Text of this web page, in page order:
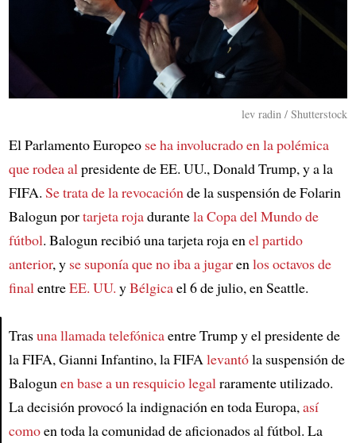
Article
lev radin / Shutterstock
El Parlamento Europeo se ha involucrado en la polémica
que rodea al presidente de EE. UU., Donald Trump, y a la
FIFA. Se trata de la revocación de la suspensión de Folarin
Balogun portarjeta rojadurantela Copa del Mundo de
fútbol. Balogun recibió una tarjeta roja en el partido
anterior, y se suponía que no iba a jugaren los octavos de
final entreEE. UU. yBélgicael 6 de julio, en Seattle.
Trasuna llamada telefónicaentre Trump y el presidente de
la FIFA, Gianni Infantino, la FIFA levantóla suspensión de
Balogun en base a un resquicio legal raramente utilizado.
La decisión provocó la indignación en toda Europa, así
comoen toda la comunidad de aficionados al fútbol. La